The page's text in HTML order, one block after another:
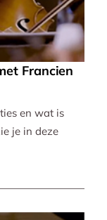
Francien
en wat is
je in deze